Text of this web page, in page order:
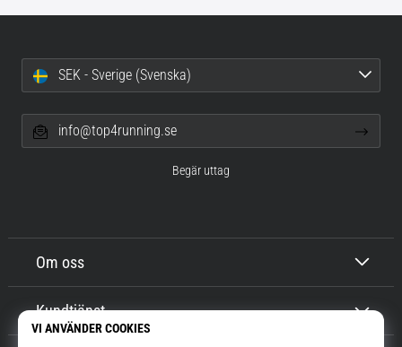
Om oss
Kundtjänst
SEK - Sverige (Svenska)
info@top4running.se
Begär uttag